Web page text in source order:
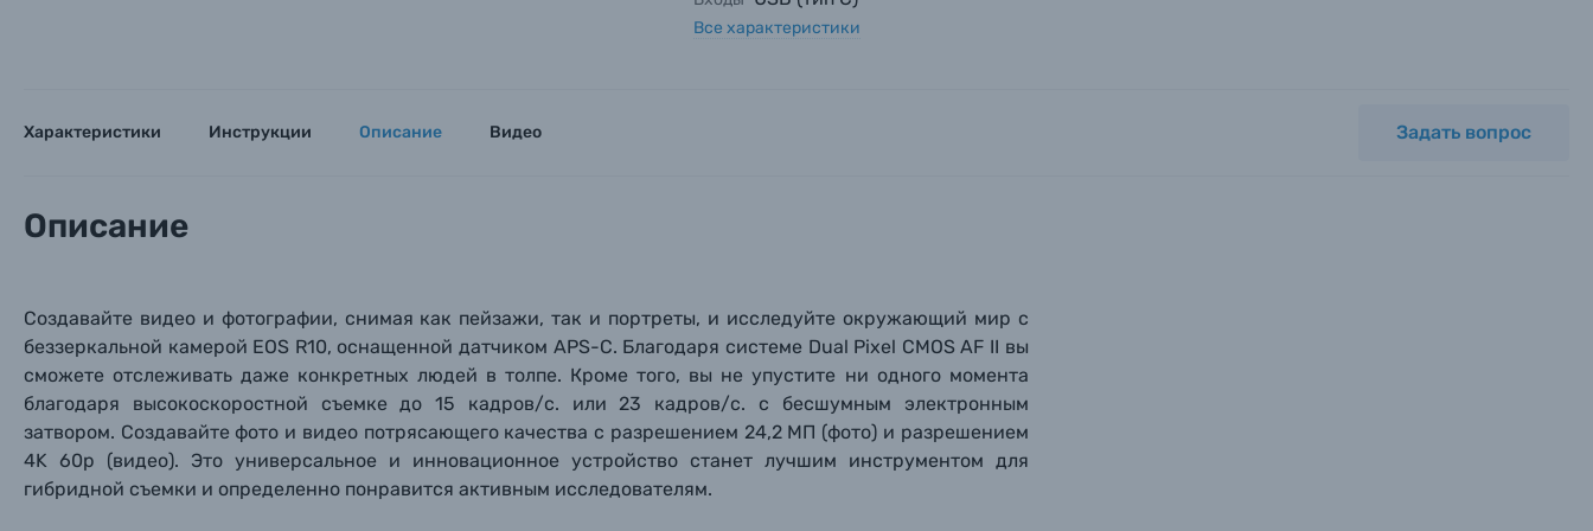
Появились вопросы?
Мы постараемся ответить как можно скорее.
Появились вопросы?
Мы постараемся ответить как можно скорее.
Каталог товаров
Пленочные фотоаппараты
Фотокамеры моментальной печати
Видеокамеры
Все характеристики
Характеристики Инструкции Описание Видео Задать вопрос
Описание
Создавайте видео и фотографии, снимая как пейзажи, так и портреты, и исследуйте окружающий мир с
беззеркальной камерой EOS R10, оснащенной датчиком APS-C. Благодаря системе Dual Pixel CMOS AF II вы
сможете отслеживать даже конкретных людей в толпе. Кроме того, вы не упустите ни одного момента
благодаря высокоскоростной съемке до 15 кадров/с. или 23 кадров/с. с бесшумным электронным
затвором. Создавайте фото и видео потрясающего качества с разрешением 24,2 МП (фото) и разрешением
4K 60p (видео). Это универсальное и инновационное устройство станет лучшим инструментом для
гибридной съемки и определенно понравится активным исследователям.
Появились вопросы?
Мы постараемся ответить как можно скорее.